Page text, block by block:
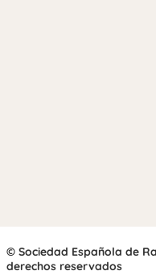
© Sociedad Española de
derechos reservados